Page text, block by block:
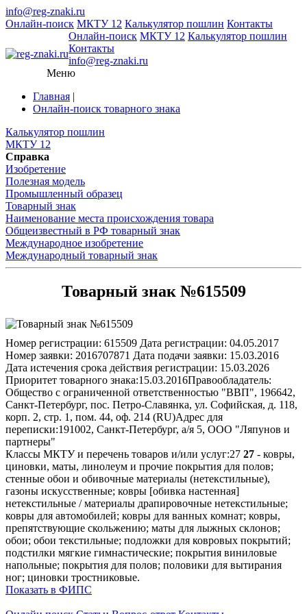
info@reg-znaki.ru
Онлайн-поиск МКТУ 12 Калькулятор пошлин Контакты
Онлайн-поиск МКТУ 12 Калькулятор пошлин
Контакты
info@reg-znaki.ru
Меню
Главная |
Онлайн-поиск товарного знака
Калькулятор пошлин
МКТУ 12
Справка
Изобретение
Полезная модель
Промышленный образец
Товарный знак
Наименование места происхождения товара
Общеизвестный в РФ товарный знак
Международное изобретение
Международный товарный знак
Товарный знак №615509
Номер регистрации: 615509 Дата регистрации: 04.05.2017
Номер заявки: 2016707871 Дата подачи заявки: 15.03.2016
Дата истечения срока действия регистрации: 15.03.2026
Приоритет товарного знака:15.03.2016Правообладатель:
Общество с ограниченной ответственностью "ВВП", 196642,
Санкт-Петербург, пос. Петро-Славянка, ул. Софийская, д. 118,
корп. 2, стр. 1, пом. 44, оф. 214 (RU)Адрес для
переписки:191002, Санкт-Петербург, а/я 5, OOO "Ляпунов и
партнеры"
Классы МКТУ и перечень товаров и/или услуг:27 27 - ковры,
циновки, маты, линолеум и прочие покрытия для полов;
стенные обои и обивочные материалы (нетекстильные),
газоны искусственные; ковры [обивка настенная]
нетекстильные / материалы драпировочные нетекстильные;
ковры для автомобилей; ковры для ванных комнат; ковры,
препятствующие скольжению; маты для лыжных склонов;
обои; обои текстильные; подложки для ковровых покрытий;
подстилки мягкие гимнастические; покрытия виниловые
напольные; покрытия для полов; половики для вытирания
ног; циновки тростниковые.
Показать в ФИПС